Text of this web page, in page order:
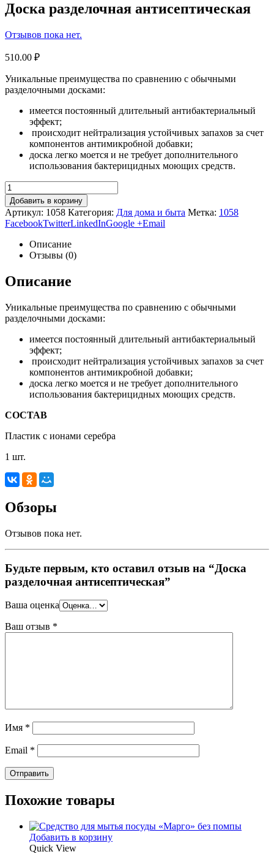
Доска разделочная антисептическая
Отзывов пока нет.
510.00 ₽
Уникальные преимущества по сравнению с обычными
разделочными досками:
имеется постоянный длительный антибактериальный
эффект;
происходит нейтрализация устойчивых запахов за счет
компонентов антимикробной добавки;
доска легко моется и не требует дополнительного
использования бактерицидных моющих средств.
Добавить в корзину
Артикул: 1058 Категория: Для дома и быта Метка: 1058
FacebookTwitterLinkedInGoogle +Email
Описание
Отзывы (0)
Описание
Уникальные преимущества по сравнению с обычными
разделочными досками:
имеется постоянный длительный антибактериальный
эффект;
происходит нейтрализация устойчивых запахов за счет
компонентов антимикробной добавки;
доска легко моется и не требует дополнительного
использования бактерицидных моющих средств.
СОСТАВ
Пластик с ионами серебра
1 шт.
Обзоры
Отзывов пока нет.
Будьте первым, кто оставил отзыв на “Доска
разделочная антисептическая”
Ваша оценка
Ваш отзыв *
Имя *
Email *
Похожие товары
Добавить в корзину
Quick View